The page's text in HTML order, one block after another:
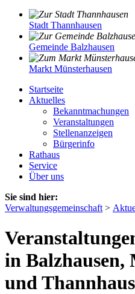
Stadt Thannhausen
Gemeinde Balzhausen
Markt Münsterhausen
Startseite
Aktuelles
Bekanntmachungen
Veranstaltungen
Stellenanzeigen
Bürgerinfo
Rathaus
Service
Über uns
Sie sind hier:
Verwaltungsgemeinschaft >
in Balzhausen,
und